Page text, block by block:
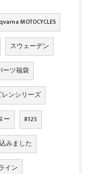
MOTOCYCLES
スウェーデン
ーツ福袋
レンシリーズ
ー R125
みました
イン